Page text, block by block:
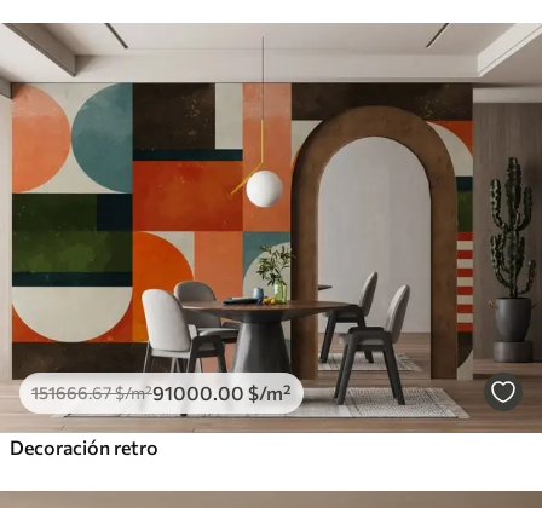
151666.67$/m²91000.00 $/m²
Decoración retro